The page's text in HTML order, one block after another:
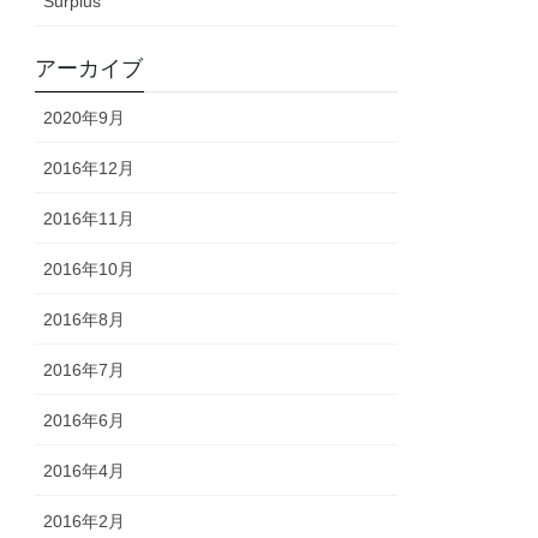
アーカイブ
2020年9月
2016年12月
2016年11月
2016年10月
2016年8月
2016年7月
2016年6月
2016年4月
2016年2月